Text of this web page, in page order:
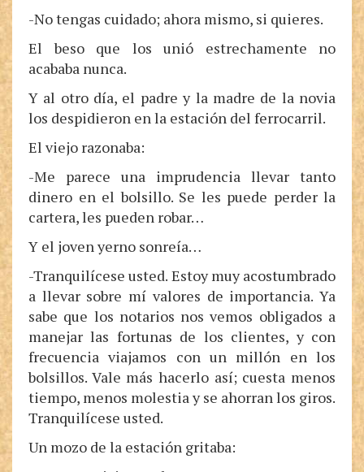
-No tengas cuidado; ahora mismo, si quieres.
El beso que los unió estrechamente no
acababa nunca.
Y al otro día, el padre y la madre de la novia
los despidieron en la estación del ferrocarril.
El viejo razonaba:
-Me parece una imprudencia llevar tanto
dinero en el bolsillo. Se les puede perder la
cartera, les pueden robar…
Y el joven yerno sonreía…
-Tranquilícese usted. Estoy muy acostumbrado
a llevar sobre mí valores de importancia. Ya
sabe que los notarios nos vemos obligados a
manejar las fortunas de los clientes, y con
frecuencia viajamos con un millón en los
bolsillos. Vale más hacerlo así; cuesta menos
tiempo, menos molestia y se ahorran los giros.
Tranquilícese usted.
Un mozo de la estación gritaba: